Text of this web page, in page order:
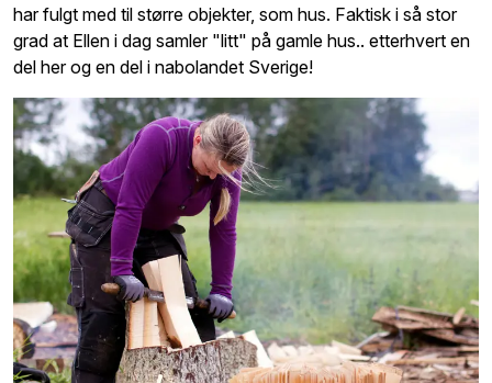
har fulgt med til større objekter, som hus. Faktisk i så stor
grad at Ellen i dag samler "litt" på gamle hus.. etterhvert en
del her og en del i nabolandet Sverige!